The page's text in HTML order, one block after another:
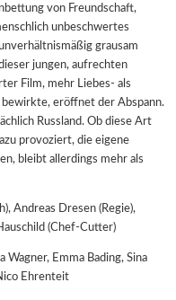
von Freundschaft,
unbeschwertes
grausam
jungen, aufrechten
Film, mehr Liebes- als
bewirkte, eröffnet der Abspann.
Russland. Ob diese Art
provoziert, die eigene
bleibt allerdings mehr als
Andreas Dresen (Regie),
(Chef-Cutter)
Wagner, Emma Bading, Sina
Ehrenteit